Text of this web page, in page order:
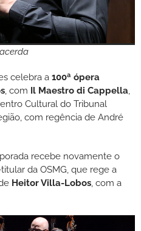
celebra a 100ª ópera
, com Il Maestro di Cappella,
Cultural do Tribunal
com regência de André
recebe novamente o
da OSMG, que rege a
Heitor Villa-Lobos, com a